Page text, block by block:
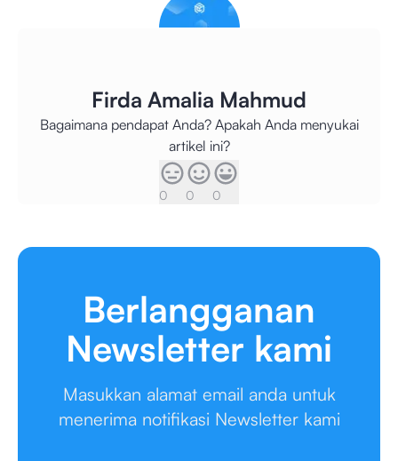
Firda Amalia Mahmud
Bagaimana pendapat Anda? Apakah Anda menyukai
artikel ini?
0 0 0
Berlangganan
Newsletter kami
Masukkan alamat email anda untuk
menerima notifikasi Newsletter kami